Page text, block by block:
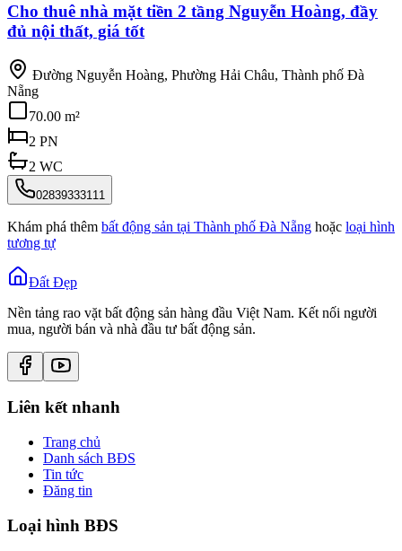
Cho thuê nhà mặt tiền 2 tầng Nguyễn Hoàng, đầy
đủ nội thất, giá tốt
Đường Nguyễn Hoàng, Phường Hải Châu, Thành phố Đà
Nẵng
70.00 m²
2 PN
2 WC
02839333111
Khám phá thêm bất động sản tại Thành phố Đà Nẵng hoặc loại hình
tương tự
Đất Đẹp
Nền tảng rao vặt bất động sản hàng đầu Việt Nam. Kết nối người
mua, người bán và nhà đầu tư bất động sản.
Liên kết nhanh
Trang chủ
Danh sách BĐS
Tin tức
Đăng tin
Loại hình BĐS